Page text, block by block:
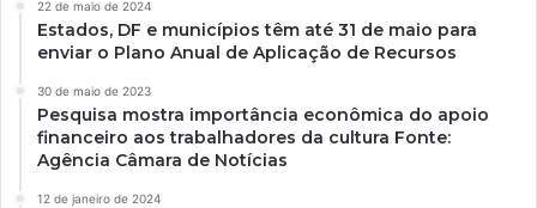
22 de maio de 2024
Estados, DF e municípios têm até 31 de maio para
enviar o Plano Anual de Aplicação de Recursos
30 de maio de 2023
Pesquisa mostra importância econômica do apoio
financeiro aos trabalhadores da cultura Fonte:
Agência Câmara de Notícias
12 de janeiro de 2024